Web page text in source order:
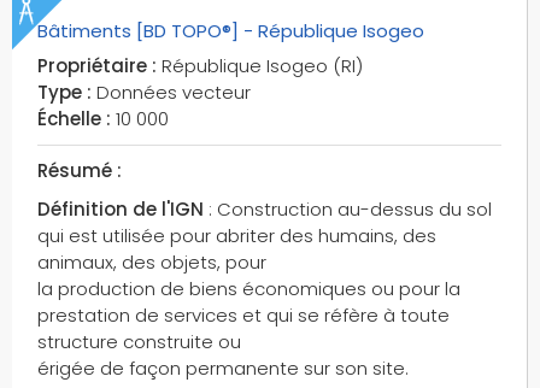
oiseaux
onf
open data
open street map
osm
pai
pai hydrographiques
palais de justice
parcours sportifs
parcs
parcs nationaux
pare-feux
Bâtiments [BD TOPO®] - République Isogeo
Propriétaire : République Isogeo (RI)
Type : Données vecteur
Échelle : 10 000
Résumé :
Définition de l'IGN : Construction au-dessus du sol
qui est utilisée pour abriter des humains, des
animaux, des objets, pour
la production de biens économiques ou pour la
prestation de services et qui se réfère à toute
structure construite ou
érigée de façon permanente sur son site.